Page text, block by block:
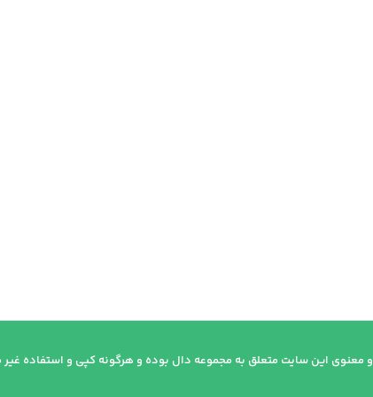
این سایت متعلق به مجموعه دال بوده و هرگونه کپی و استفاده غیر